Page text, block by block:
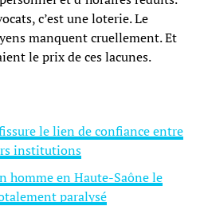
c’est une loterie. Le
manquent cruellement. Et
le prix de ces lacunes.
le lien de confiance entre
institutions
homme en Haute-Saône le
paralysé